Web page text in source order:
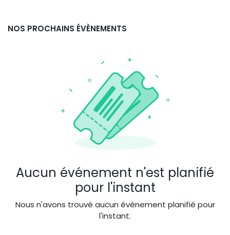
NOS PROCHAINS ÉVÈNEMENTS
Aucun événement n'est planifié
pour l'instant
Nous n'avons trouvé aucun événement planifié pour
l'instant.